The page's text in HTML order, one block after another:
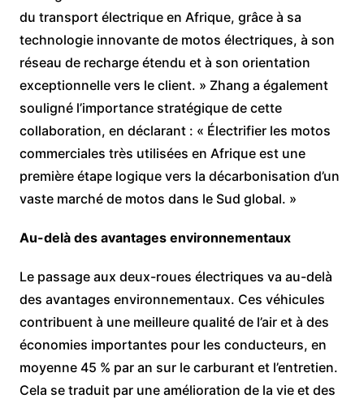
du transport électrique en Afrique, grâce à sa
technologie innovante de motos électriques, à son
réseau de recharge étendu et à son orientation
exceptionnelle vers le client. » Zhang a également
souligné l’importance stratégique de cette
collaboration, en déclarant : « Électrifier les motos
commerciales très utilisées en Afrique est une
première étape logique vers la décarbonisation d’un
vaste marché de motos dans le Sud global. »
Au-delà des avantages environnementaux
Le passage aux deux-roues électriques va au-delà
des avantages environnementaux. Ces véhicules
contribuent à une meilleure qualité de l’air et à des
économies importantes pour les conducteurs, en
moyenne 45 % par an sur le carburant et l’entretien.
Cela se traduit par une amélioration de la vie et des